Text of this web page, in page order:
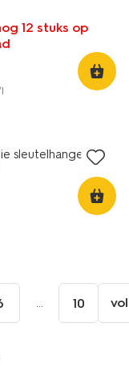
12 stuks op
sleutelhangers
... 10